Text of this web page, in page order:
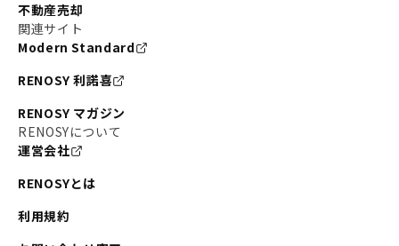
不動産売却
関連サイト
Modern Standard
RENOSY 利諾喜
RENOSY マガジン
RENOSYについて
運営会社
RENOSYとは
利用規約